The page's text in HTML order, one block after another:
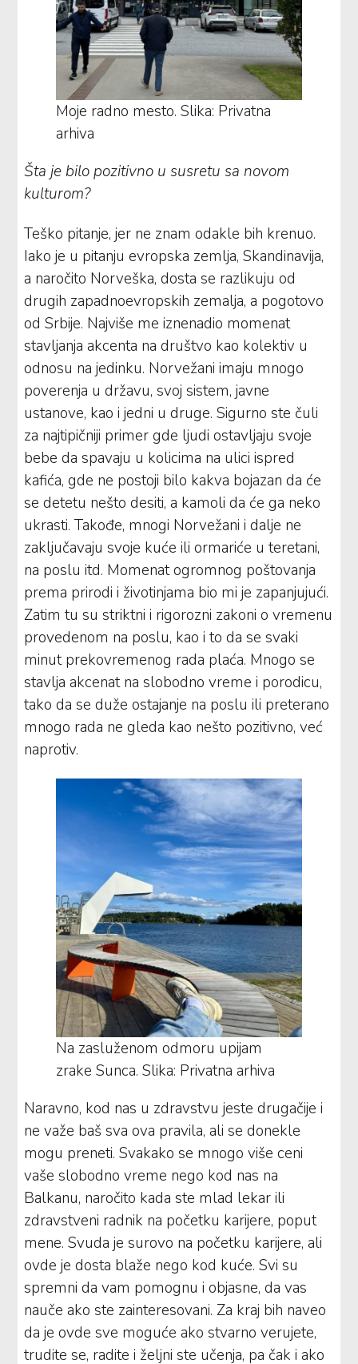
Moje radno mesto. Slika: Privatna
arhiva
Šta je bilo pozitivno u susretu sa novom
kulturom?
Teško pitanje, jer ne znam odakle bih krenuo.
Iako je u pitanju evropska zemlja, Skandinavija,
a naročito Norveška, dosta se razlikuju od
drugih zapadnoevropskih zemalja, a pogotovo
od Srbije. Najviše me iznenadio momenat
stavljanja akcenta na društvo kao kolektiv u
odnosu na jedinku. Norvežani imaju mnogo
poverenja u državu, svoj sistem, javne
ustanove, kao i jedni u druge. Sigurno ste čuli
za najtipičniji primer gde ljudi ostavljaju svoje
bebe da spavaju u kolicima na ulici ispred
kafića, gde ne postoji bilo kakva bojazan da će
se detetu nešto desiti, a kamoli da će ga neko
ukrasti. Takođe, mnogi Norvežani i dalje ne
zaključavaju svoje kuće ili ormariće u teretani,
na poslu itd. Momenat ogromnog poštovanja
prema prirodi i životinjama bio mi je zapanjujući.
Zatim tu su striktni i rigorozni zakoni o vremenu
provedenom na poslu, kao i to da se svaki
minut prekovremenog rada plaća. Mnogo se
stavlja akcenat na slobodno vreme i porodicu,
tako da se duže ostajanje na poslu ili preterano
mnogo rada ne gleda kao nešto pozitivno, već
naprotiv.
Na zasluženom odmoru upijam
zrake Sunca. Slika: Privatna arhiva
Naravno, kod nas u zdravstvu jeste drugačije i
ne važe baš sva ova pravila, ali se donekle
mogu preneti. Svakako se mnogo više ceni
vaše slobodno vreme nego kod nas na
Balkanu, naročito kada ste mlad lekar ili
zdravstveni radnik na početku karijere, poput
mene. Svuda je surovo na početku karijere, ali
ovde je dosta blaže nego kod kuće. Svi su
spremni da vam pomognu i objasne, da vas
nauče ako ste zainteresovani. Za kraj bih naveo
da je ovde sve moguće ako stvarno verujete,
trudite se, radite i željni ste učenja, pa čak i ako